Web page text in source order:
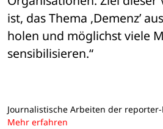
ist, das Thema ,Demenz’
holen und möglichst viele
sensibilisieren.“
Journalistische Arbeiten der
Mehr erfahren